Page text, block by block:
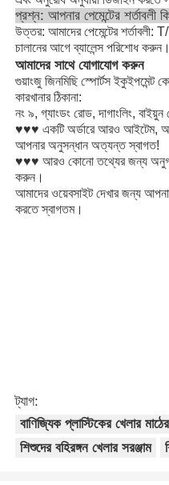
প্রশ্ন: আপনার পেমেন্টের শর্তাবলী
উত্তর: আমাদের পেমেন্টের শর্তাবলী:
চালানের আগে ব্যালেন্স পরিশোধ করুন।
আমাদের সাথে যোগাযোগ করুন
গুয়াংজু জিনমিছি স্পোর্টস ইকুইপমেন্ট
কারখানার ঠিকানা:
নং ৯, গ্যাংডং রোড, দাগাংলিং,
♥♥♥ একটি অর্ডারে আরও আইটেম,
আপনার অনুসন্ধান অত্যন্ত স্বাগত!
♥♥♥ আরও কোনো তথ্যের জন্য
করুন।
আমাদের ওয়েবসাইট দেখার জন্য
করতে স্বাগতম।
ট্যাগ:
বাণিজ্যিক প্লাস্টিকের খেলার
শিশুদের বহিরঙ্গন খেলার সরঞ্জাম